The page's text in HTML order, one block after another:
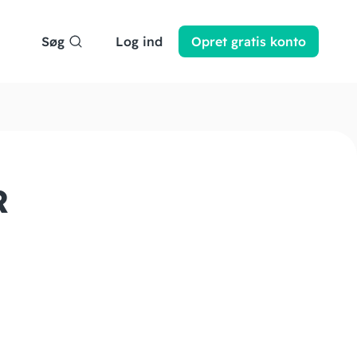
Søg Log ind Opret gratis konto